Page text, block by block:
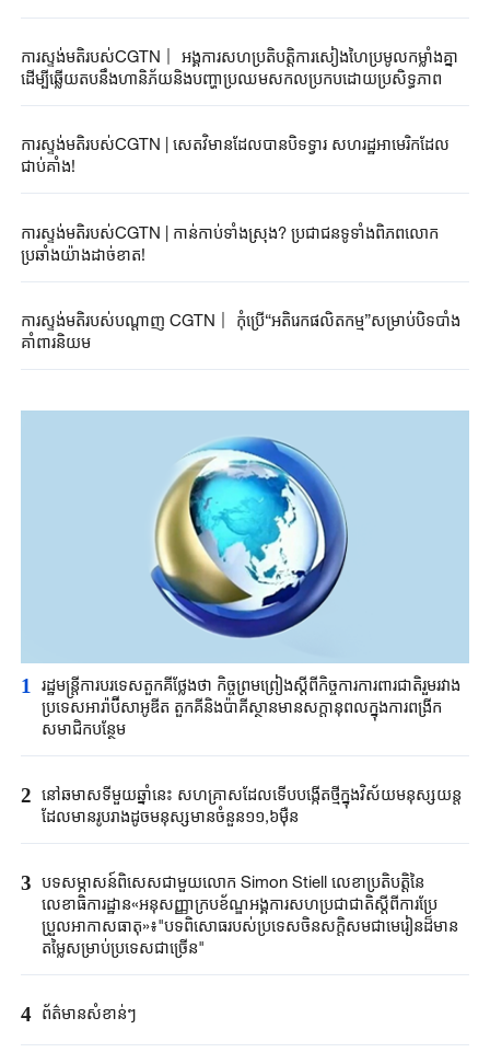
ការស្ទង់មតិរបស់CGTN丨 អង្គការសហប្រតិបត្តិការសៀងហៃប្រមូល​កម្លាំង​គ្នា​
ដើម្បី​​​ឆ្លើយ​តប​នឹង​ហានិភ័យនិងបញ្ហាប្រឈមសកល​ប្រកបដោយ​ប្រសិទ្ធភាព​
ការស្ទង់មតិរបស់CGTN | សេតវិមានដែលបានបិទទ្វារ សហរដ្ឋអាមេរិកដែល
ជាប់គាំង!
ការស្ទង់មតិរបស់CGTN | កាន់កាប់ទាំងស្រុង? ប្រជាជនទូទាំងពិភពលោក
ប្រឆាំងយ៉ាងដាច់ខាត!
ការស្ទង់មតិរបស់បណ្តាញ CGTN丨 កុំប្រើ“អតិរេកផលិតកម្ម”សម្រាប់បិទបាំង
គាំពារនិយម
1
រដ្ឋមន្ត្រី​ការបរទេស​តួកគីថ្លែងថា ​កិច្ចព្រមព្រៀងស្តីពី​កិច្ចការការពារ​ជាតិរួមរវាង​
ប្រទេស​អា​រ៉ាប៊ី​សាអូឌីត តួកគី​និងប៉ាគីស្ថាន​មានសក្តានុពល​ក្នុងការពង្រីក​
សមាជិកបន្ថែម​
2 នៅឆមាសទីមួយ​ឆ្នាំនេះ ​សហគ្រាសដែល​ទើបបង្កើតថ្មី​ក្នុងវិស័យ​មនុស្សយន្ត​
ដែល​មាន​រូប​រាង​ដូចមនុស្ស​មានចំនួន១១,៦ម៉ឺន​
3 បទសម្ភាសន៍ពិសេសជាមួយលោក Simon Stiell លេខាប្រតិបតិ្តនៃ
លេខាធិការដ្ឋាន«អនុសញ្ញាក្របខ័ណ្ឌអង្គការសហប្រជាជាតិស្តីពីការប្រែ
ប្រួលអាកាសធាតុ»៖"បទពិសោធរបស់ប្រទេសចិនសក្តិសមជាមេរៀនដ៏មាន
តម្លៃសម្រាប់ប្រទេសជាច្រើន"
4 ព័ត៌មានសំខាន់ៗ